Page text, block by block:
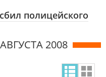
полицейского
2008